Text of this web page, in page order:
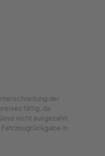
der
fällig, da
nicht ausgezahlt
in